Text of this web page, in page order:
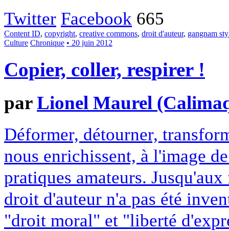
Twitter Facebook 665
Content ID, copyright, creative commons, droit d'auteur, gangnam
Culture Chronique • 20 juin 2012
Copier, coller, respirer !
parLionel Maurel
Déformer, détourner,
nous enrichissent, à l'image
pratiques amateurs.
droit d'auteur n'a pas été
"droit moral" et "liberté